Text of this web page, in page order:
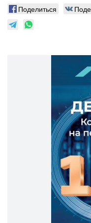
Поделиться